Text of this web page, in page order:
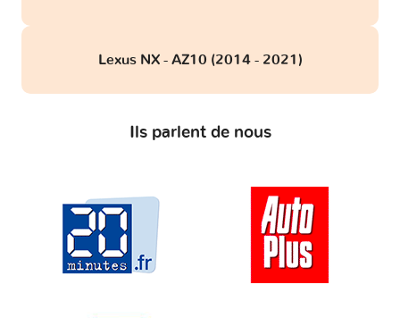
Lexus NX - AZ10 (2014 - 2021)
Ils parlent de nous